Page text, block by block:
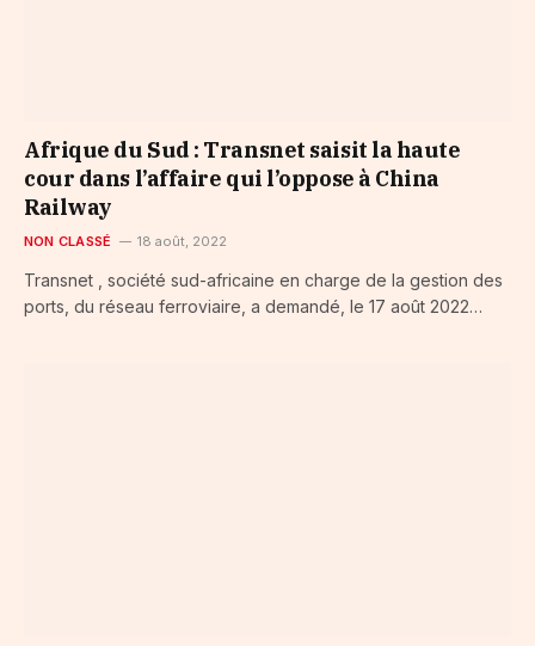
Afrique du Sud : Transnet saisit la haute
cour dans l’affaire qui l’oppose à China
Railway
NON CLASSÉ 18 août, 2022
Transnet , société sud-africaine en charge de la gestion des
ports, du réseau ferroviaire, a demandé, le 17 août 2022…